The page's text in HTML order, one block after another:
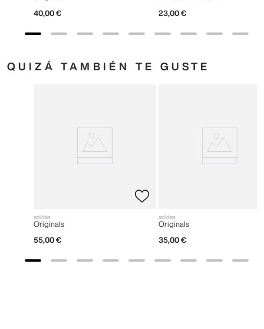
40,00 € 23,00 €
QUIZÁ TAMBIÉN TE GUSTE
adidas
Originals
55,00 €
adidas
Originals
35,00 €